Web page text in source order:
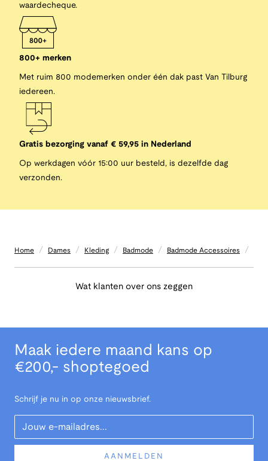
waardecheque.
800+ merken
Met ruim 800 modemerken onder één dak past Van Tilburg
iedereen.
Gratis bezorging vanaf € 59,95 in Nederland
Op werkdagen vóór 15:00 uur besteld, is dezelfde dag
verzonden.
Home / Dames / Kleding / Badmode / Badmode Accessoires /
Wat klanten over ons zeggen
Maak iedere maand kans op
€200,- shoptegoed
Schrijf je nu in op onze nieuwsbrief.
Your Email
AANMELDEN